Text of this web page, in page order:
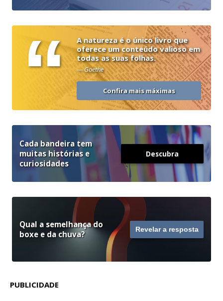
“
A natureza é o único livro que
oferece um conteúdo valioso em
todas as suas folhas.
— Goethe
Confira mais máximas
Cada bandeira tem
muitas histórias e
curiosidades
Descubra
Qual a semelhança do
boxe e da chuva?
Revelar a resposta
PUBLICIDADE